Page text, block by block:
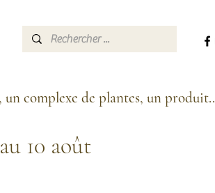
complexe de plantes, un produit..
10 août